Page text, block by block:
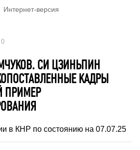
Интернет-версия
0
СИ ЦЗИНЬПИН
КАДРЫ
ПРИМЕР
в КНР по состоянию на 07.07.25